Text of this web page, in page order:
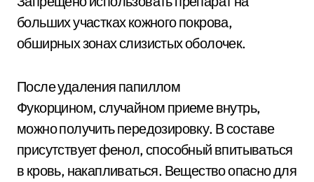
больших участках кожного покрова,
обширных зонах слизистых оболочек.
После удаления папиллом
Фукорцином, случайном приеме внутрь,
можно получить передозировку. В составе
присутствует фенол, способный впитываться
в кровь, накапливаться. Вещество опасно для